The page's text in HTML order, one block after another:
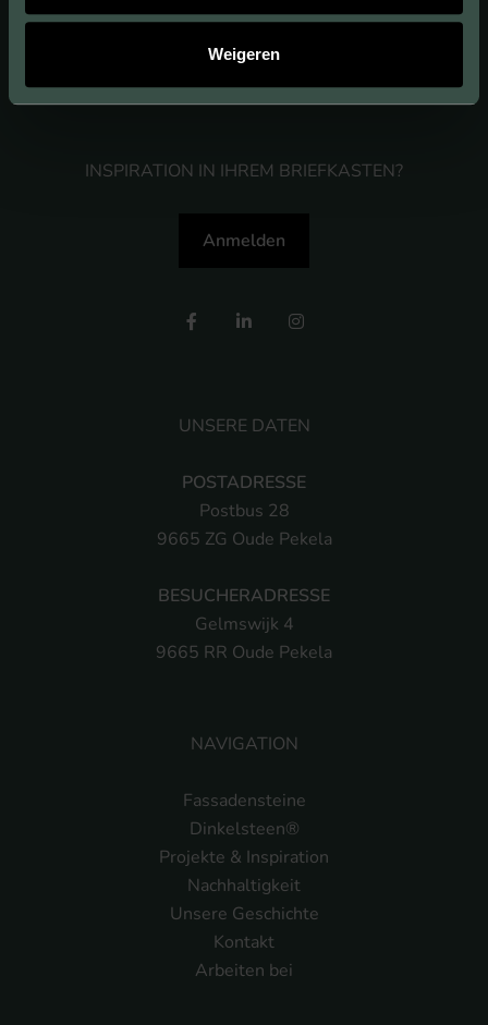
Weigeren
NAVIGATION
Fassadensteine
Dinkelsteen®
Projekte & Inspiration
Nachhaltigkeit
Unsere Geschichte
Kontakt
Arbeiten bei
UNSERE DATEN
POSTADRESSE
Postbus 28
9665 ZG Oude Pekela
BESUCHERADRESSE
Gelmswijk 4
9665 RR Oude Pekela
INSPIRATION IN IHREM BRIEFKASTEN?
Anmelden